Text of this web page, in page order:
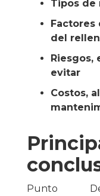
Tipos de
Factores
del
Riesgos,
evitar
Costos,
Punto